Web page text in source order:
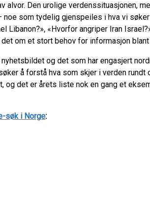
Den urolige verdenssituasjonen,
som tydelig gjenspeiles i hva vi
Libanon?», «Hvorfor angriper Iran
om et stort behov for informasjon
og det som har engasjert
å forstå hva som skjer i verden rundt
og det er årets liste nok en gang et
søk i Norge: